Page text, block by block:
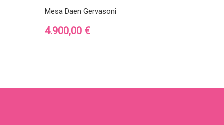
Mesa Daen Gervasoni
Precio
4.900,00 €